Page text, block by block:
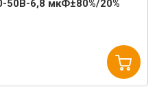
50В-6,8 мкФ±80%/20%